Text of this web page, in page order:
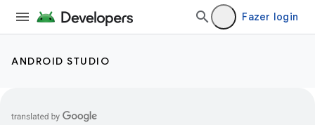
Fazer login
ANDROID STUDIO